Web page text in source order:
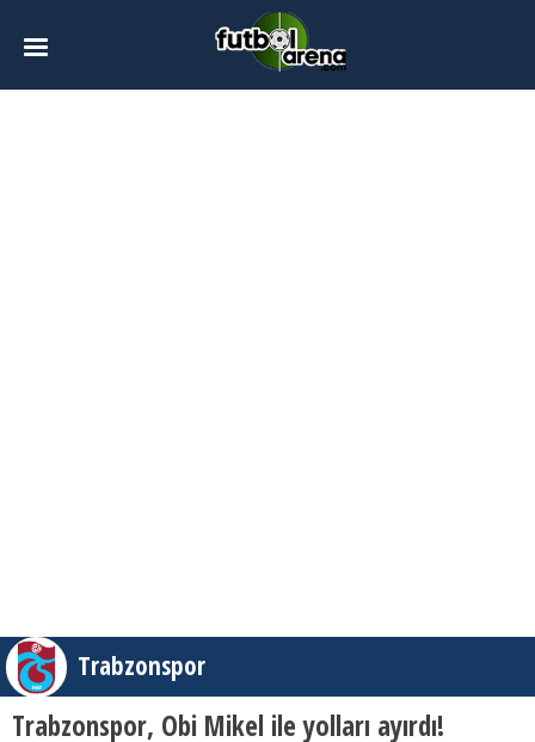
Trabzonspor
Trabzonspor, Obi Mikel ile yolları ayırdı!